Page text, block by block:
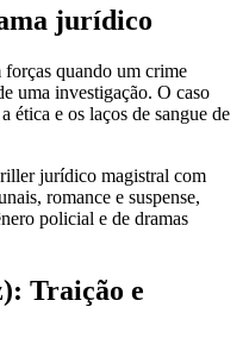
jurídico
quando um crime
uma investigação. O caso
ética e os laços de sangue de
jurídico magistral com
romance e suspense,
policial e de dramas
Traição e